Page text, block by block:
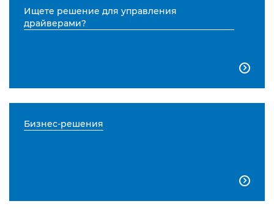
Ищете решение для управления
драйверами?

Бизнес-решения
